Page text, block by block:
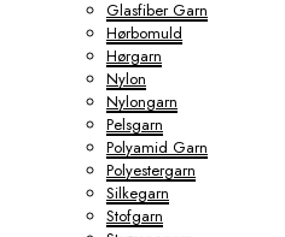
Glasfiber Garn
Hørbomuld
Hørgarn
Nylon
Nylongarn
Pelsgarn
Polyamid Garn
Polyestergarn
Silkegarn
Stofgarn